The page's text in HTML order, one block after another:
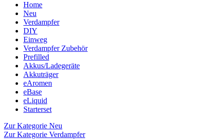
Home
Neu
Verdampfer
DIY
Einweg
Verdampfer Zubehör
Prefilled
Akkus/Ladegeräte
Akkuträger
eAromen
eBase
eLiquid
Starterset
Zur Kategorie Neu
Zur Kategorie Verdampfer